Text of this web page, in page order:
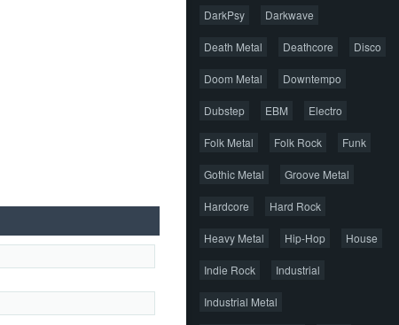
DarkPsy Darkwave
Death Metal Deathcore Disco
Doom Metal Downtempo
Dubstep EBM Electro
Folk Metal Folk Rock Funk
Gothic Metal Groove Metal
Hardcore Hard Rock
Heavy Metal Hip-Hop House
Indie Rock Industrial
Industrial Metal